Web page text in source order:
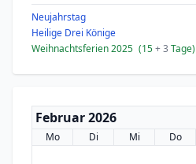
Neujahrstag
Heilige Drei Könige
Weihnachtsferien 2025 (15+ 3 Tage)
Februar 2026
Mo Di Mi Do